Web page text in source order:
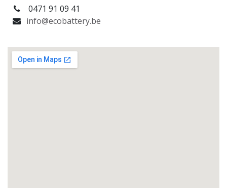
0471 91 09 41 ​
info@ecobattery.be